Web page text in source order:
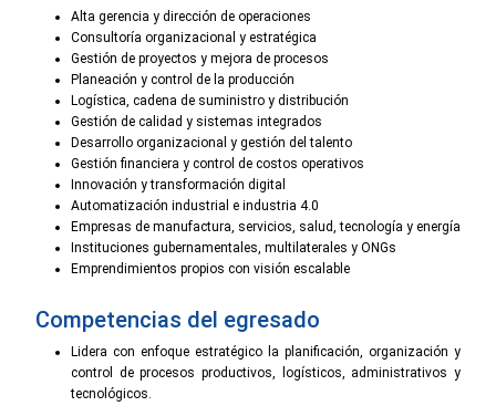
Alta gerencia y dirección de operaciones
Consultoría organizacional y estratégica
Gestión de proyectos y mejora de procesos
Planeación y control de la producción
Logística, cadena de suministro y distribución
Gestión de calidad y sistemas integrados
Desarrollo organizacional y gestión del talento
Gestión financiera y control de costos operativos
Innovación y transformación digital
Automatización industrial e industria 4.0
Empresas de manufactura, servicios, salud, tecnología y energía
Instituciones gubernamentales, multilaterales y ONGs
Emprendimientos propios con visión escalable
Competencias del egresado
Lidera con enfoque estratégico la planificación, organización y
control de procesos productivos, logísticos, administrativos y
tecnológicos.